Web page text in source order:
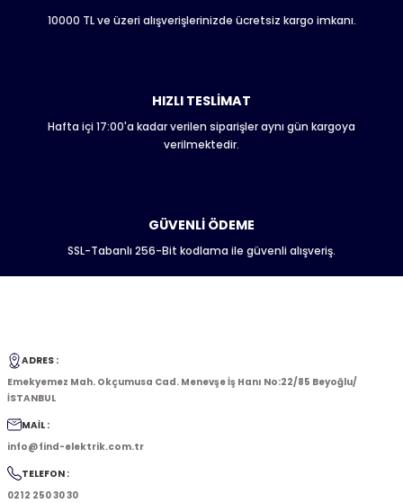
Bu ürüne benzer farklı alternatifler olmalı.
Gönder
10000 TL ve üzeri alışverişlerinizde ücretsiz kargo imkanı.
HIZLI TESLİMAT
Hafta içi 17:00'a kadar verilen siparişler aynı gün kargoya
verilmektedir.
GÜVENLİ ÖDEME
SSL-Tabanlı 256-Bit kodlama ile güvenli alışveriş.
ADRES :
Emekyemez Mah. Okçumusa Cad. Menevşe İş Hanı No:22/85 Beyoğlu/
İSTANBUL
MAİL :
info@find-elektrik.com.tr
TELEFON :
0212 250 30 30